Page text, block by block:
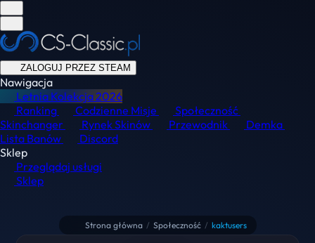
ZALOGUJ PRZEZ STEAM
Nawigacja
Letnia Kolekcja2026
Ranking
Codzienne Misje
Społeczność
Skinchanger
Rynek Skinów Przewodnik
Demka
Lista Banów
Discord
Sklep
Przeglądaj usługi
Sklep
Strona główna / Społeczność / kaktusers